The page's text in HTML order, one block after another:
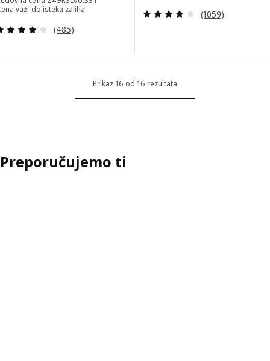
važi do isteka zaliha
Pregled: 3.9 od 5 Zvezdice. Ukupno recenzija:
(485)
Pregled: 3.8 od
(1059)
Prikaz 16 od 16 rezultata
Preporučujemo ti